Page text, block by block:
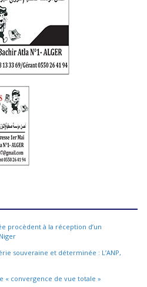
procèdent à la réception d’un
souveraine et déterminée : L’ANP,
« convergence de vue totale »